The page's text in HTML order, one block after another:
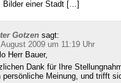
einer Stadt […]
Gotzen sagt:
2009 um 11:19 Uhr
Herr Bauer,
Dank für Ihre
persönliche Meinung, und trifft